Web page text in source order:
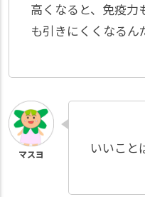
高くなると、免疫力
も引きにくくなるん
いいこ